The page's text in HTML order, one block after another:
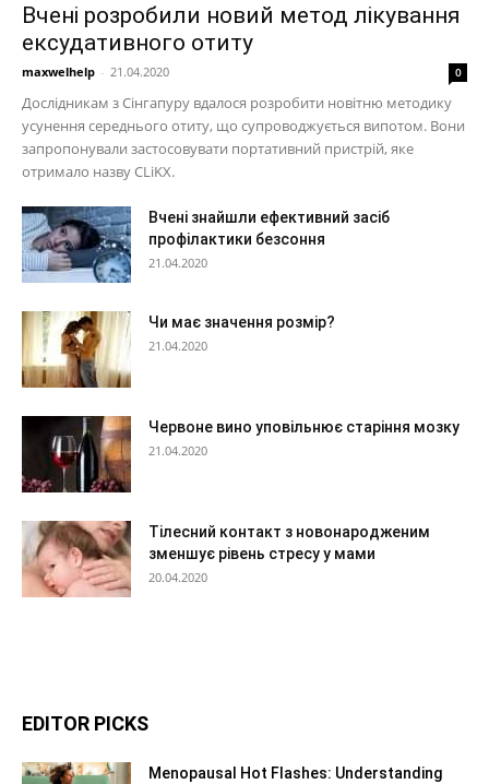
Вчені розробили новий метод лікування
ексудативного отиту
maxwelhelp - 21.04.2020 0
Дослідникам з Сінгапуру вдалося розробити новітню методику
усунення середнього отиту, що супроводжується випотом. Вони
запропонували застосовувати портативний пристрій, яке
отримало назву CLiKX.
Вчені знайшли ефективний засіб
профілактики безсоння
21.04.2020
Чи має значення розмір?
21.04.2020
Червоне вино уповільнює старіння мозку
21.04.2020
Тілесний контакт з новонародженим
зменшує рівень стресу у мами
20.04.2020
EDITOR PICKS
Menopausal Hot Flashes: Understanding